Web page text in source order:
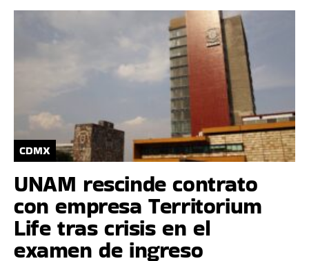
CDMX
UNAM rescinde contrato
con empresa Territorium
Life tras crisis en el
examen de ingreso